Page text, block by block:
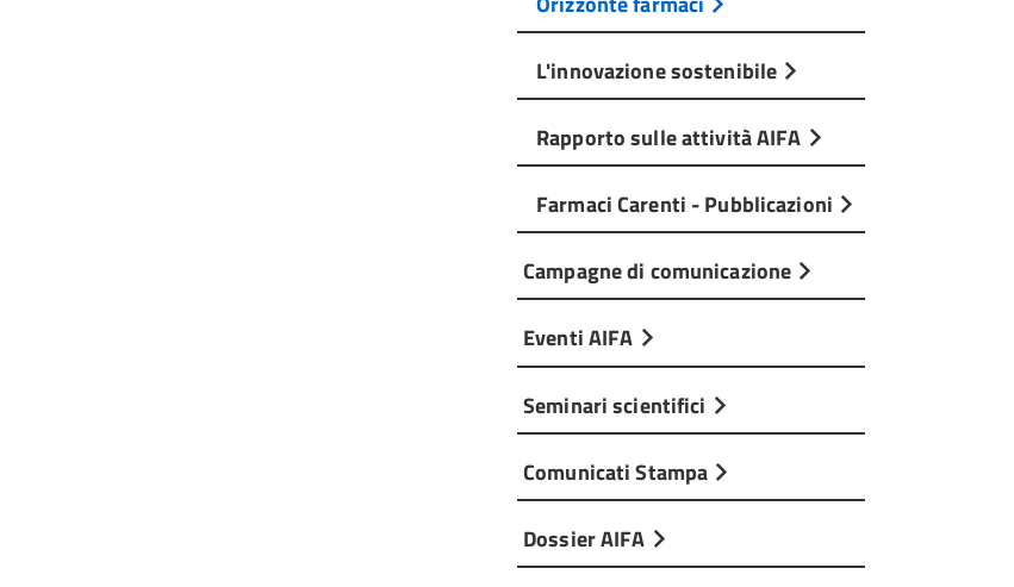
L'innovazione sostenibile
Rapporto sulle attività AIFA
Farmaci Carenti - Pubblicazioni
Campagne di comunicazione
Eventi AIFA
Seminari scientifici
Comunicati Stampa
Dossier AIFA